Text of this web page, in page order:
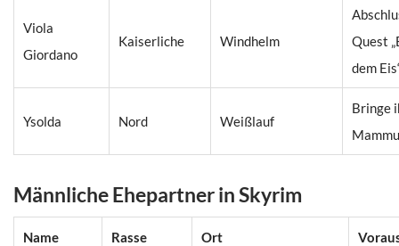
Viola
Giordano
Kaiserliche Windhelm
Quest
dem
Ysolda Nord Weißlauf
Bringe
Männliche Ehepartner in Skyrim
Name Rasse Ort